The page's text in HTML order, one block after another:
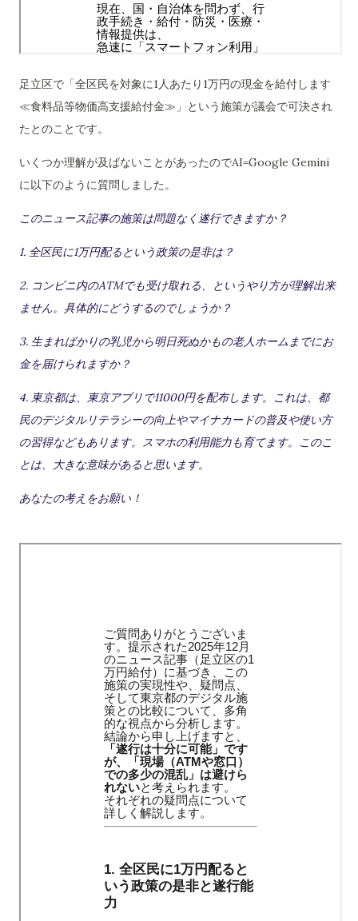
足立区で「全区民を対象に1人あたり1万円の現金を給付します
≪食料品等物価高支援給付金≫」という施策が議会で可決され
たとのことです。
いくつか理解が及ばないことがあったのでAI=Google Gemini
に以下のように質問しました。
このニュース記事の施策は問題なく遂行できますか？
1. 全区民に1万円配るという政策の是非は？
2. コンビニ内のATMでも受け取れる、というやり方が理解出来
ません。具体的にどうするのでしょうか？
3. 生まればかりの乳児から明日死ぬかもの老人ホームまでにお
金を届けられますか？
4. 東京都は、東京アブリで11000円を配布します。これは、都
民のデジタルリテラシーの向上やマイナカードの普及や使い方
の習得などもあります。スマホの利用能力も育てます。このこ
とは、大きな意味があると思います。
あなたの考えをお願い！